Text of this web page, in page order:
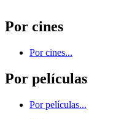
Por cines
Por cines...
Por películas
Por películas...